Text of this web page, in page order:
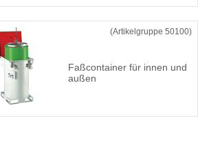
(Artikelgruppe 50100)
Faßcontainer für innen und
außen